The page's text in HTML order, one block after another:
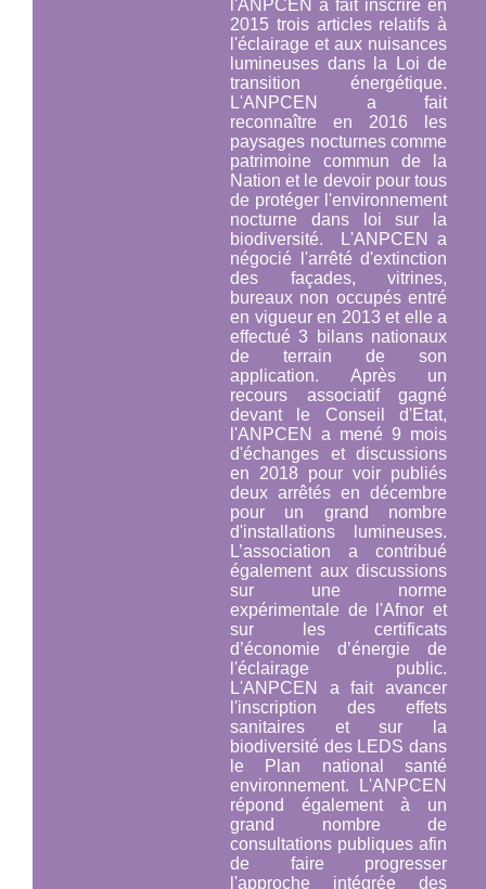
l'ANPCEN a fait inscrire en
2015 trois articles relatifs à
l'éclairage et aux nuisances
lumineuses dans la Loi de
transition énergétique.
L'ANPCEN a fait
reconnaître en 2016 les
paysages nocturnes comme
patrimoine commun de la
Nation et le devoir pour tous
de protéger l'environnement
nocturne dans loi sur la
biodiversité.
L'ANPCEN a
négocié l'arrêté d'extinction
des façades, vitrines,
bureaux non occupés entré
en vigueur en 2013 et elle a
effectué 3 bilans nationaux
de terrain de son
application. Après un
recours associatif gagné
devant le Conseil d'Etat,
l'ANPCEN a mené 9 mois
d'échanges et discussions
en 2018 pour voir publiés
deux arrêtés en décembre
pour un grand nombre
d'installations lumineuses.
L’association a contribué
également aux discussions
sur une norme
expérimentale de l'Afnor et
sur les certificats
d’économie d’énergie de
l'éclairage public.
L'ANPCEN a fait avancer
l'inscription des effets
sanitaires et sur la
biodiversité des LEDS dans
le Plan national santé
environnement. L'ANPCEN
répond également à un
grand nombre de
consultations publiques afin
de faire progresser
l'approche intégrée des